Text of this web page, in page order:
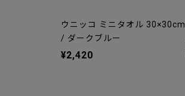
ウニッコ ミニタオル 30×30cm
/ ダークブルー
¥2,420